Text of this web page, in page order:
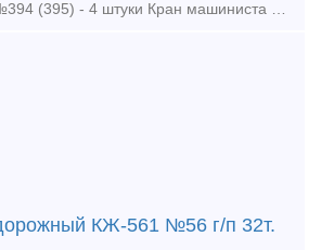
Кран машиниста №394 (395) - 4 штуки Кран машиниста №254 с паспортом - 4 штуки Кран машиниста № 172(4ВК) -15 штук Кран машиниста №326 Кран концевой 4314 - 10 штук Клапан 5-1 5.24.04.200 Кла
КЖ-561 №56 г/п 32т.